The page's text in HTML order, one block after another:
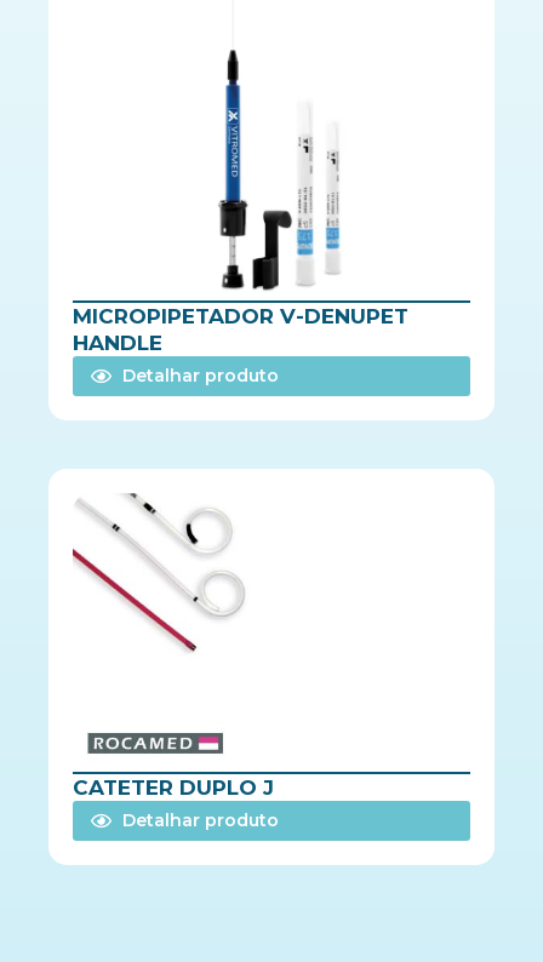
MICROPIPETADOR V-DENUPET
HANDLE
Detalhar produto
CATETER DUPLO J
Detalhar produto